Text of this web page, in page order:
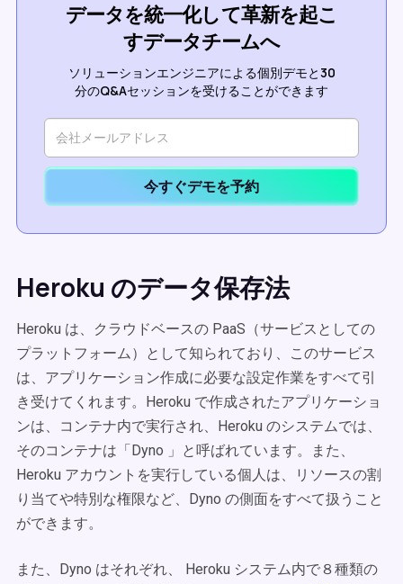
データを統一化して革新を起こ
すデータチームへ
ソリューションエンジニアによる個別デモと30
分のQ&Aセッションを受けることができます
今すぐデモを予約
Heroku のデータ保存法
Heroku は、クラウドベースの PaaS（サービスとしての
プラットフォーム）として知られており、このサービス
は、アプリケーション作成に必要な設定作業をすべて引
き受けてくれます。Heroku で作成されたアプリケーショ
ンは、コンテナ内で実行され、Heroku のシステムでは、
そのコンテナは「Dyno 」と呼ばれています。また、
Heroku アカウントを実行している個人は、リソースの割
り当てや特別な権限など、Dyno の側面をすべて扱うこと
ができます。
また、Dyno はそれぞれ、 Heroku システム内で８種類の